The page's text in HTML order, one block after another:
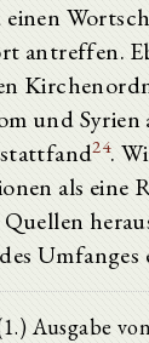
antreffen.
und
24.
als eine
Quellen
Umfanges
Ausgabe